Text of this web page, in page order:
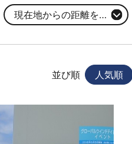
現在地からの距離を選択
並び順 人気順
ルウインドデイｉｎ能代